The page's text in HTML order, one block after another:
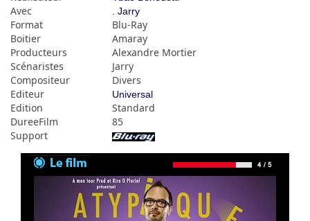
Avec . Jarry
Format
Blu-Ray
Boitier
Amaray
Producteurs
Alexandre Mortier
Scénaristes
Jarry
Compositeur
Divers
Editeur
Universal
Edition
Standard
DureeFilm
85
Support